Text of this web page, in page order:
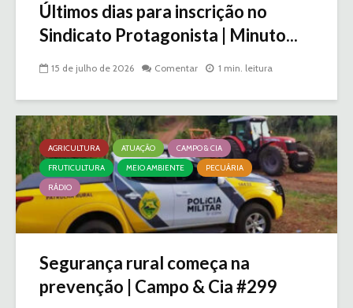
Últimos dias para inscrição no
Sindicato Protagonista | Minuto...
15 de julho de 2026 Comentar 1 min. leitura
AGRICULTURA ATUAÇÃO
CAMPO & CIA
FRUTICULTURA
MEIO AMBIENTE
PECUÁRIA
RÁDIO
Segurança rural começa na
prevenção | Campo & Cia #299